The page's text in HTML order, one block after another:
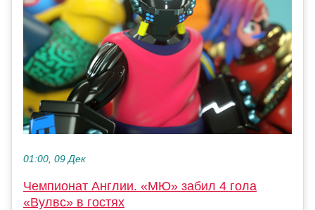
01:00, 09 Дек
Чемпионат Англии. «МЮ» забил 4 гола
«Вулвс» в гостях